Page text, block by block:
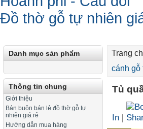
Đồ thờ gỗ tự nhiên
Danh mục sản phẩm
Thông tin chung
Giới thiệu
Bán buôn bán lẻ đồ thờ gỗ tự
nhiên giá rẻ
Hướng dẫn mua hàng
Trang
cánh gỗ
Tủ
In |